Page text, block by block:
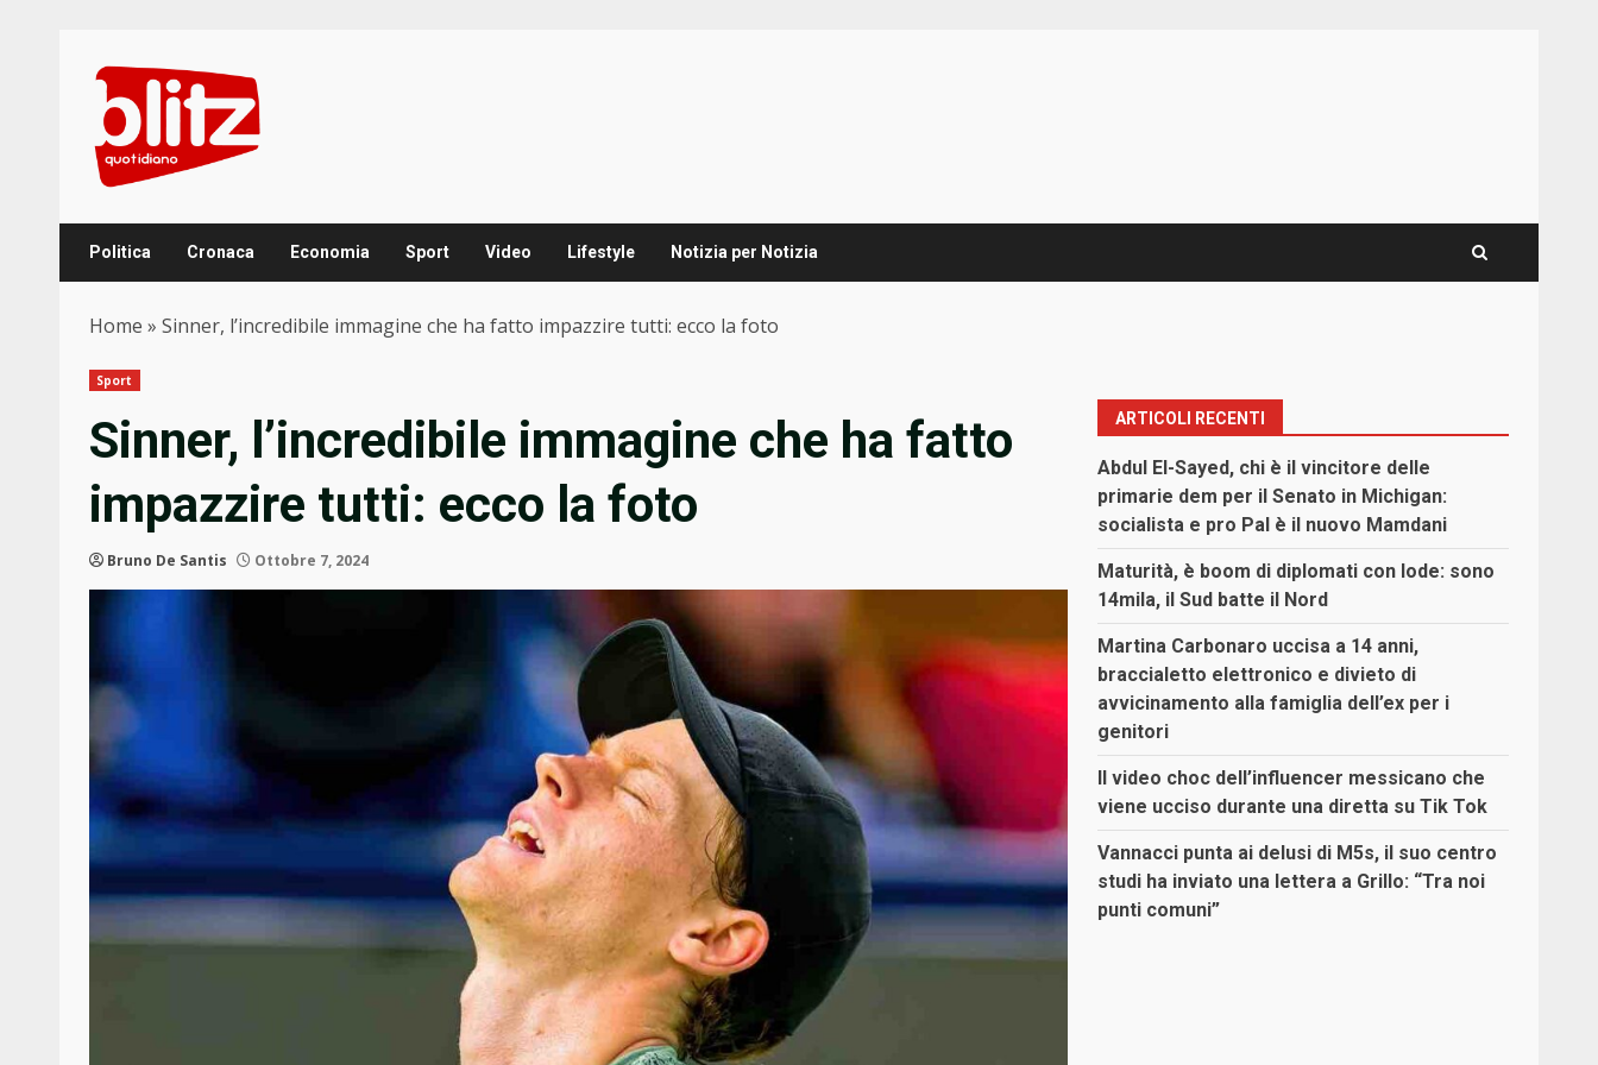
content
Politica Cronaca Economia Sport Video Lifestyle Notizia per Notizia
Home » Sinner, l’incredibile immagine che ha fatto impazzire tutti: ecco la foto
Sport
Sinner, l’incredibile immagine che ha fatto
impazzire tutti: ecco la foto
Bruno De Santis Ottobre 7, 2024
ARTICOLI RECENTI
Abdul El-Sayed, chi è il vincitore delle
primarie dem per il Senato in Michigan:
socialista e pro Pal è il nuovo Mamdani
Maturità, è boom di diplomati con lode: sono
14mila, il Sud batte il Nord
Martina Carbonaro uccisa a 14 anni,
braccialetto elettronico e divieto di
avvicinamento alla famiglia dell’ex per i
genitori
Il video choc dell’influencer messicano che
viene ucciso durante una diretta su Tik Tok
Vannacci punta ai delusi di M5s, il suo centro
studi ha inviato una lettera a Grillo: “Tra noi
punti comuni”